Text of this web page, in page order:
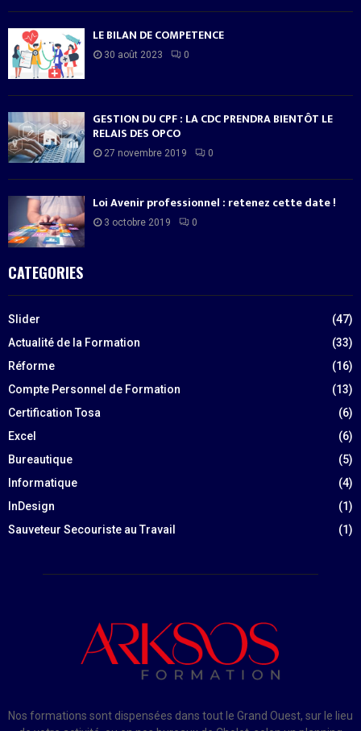
LE BILAN DE COMPETENCE
30 août 2023 0
GESTION DU CPF : LA CDC PRENDRA BIENTÔT LE
RELAIS DES OPCO
27 novembre 2019 0
Loi Avenir professionnel : retenez cette date !
3 octobre 2019 0
CATEGORIES
Slider
(47)
Actualité de la Formation
(33)
Réforme
(16)
Compte Personnel de Formation
(13)
Certification Tosa
(6)
Excel
(6)
Bureautique
(5)
Informatique
(4)
InDesign
(1)
Sauveteur Secouriste au Travail
(1)
Nos formations sont dispensées dans tout le Grand Ouest, sur le lieu